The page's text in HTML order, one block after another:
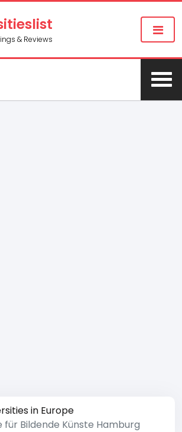
& Reviews
in Europe
für Bildende Künste Hamburg